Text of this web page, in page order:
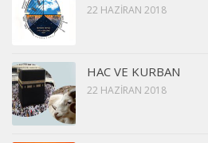
22 HAZIRAN 2018
HAC VE KURBAN
22 HAZIRAN 2018